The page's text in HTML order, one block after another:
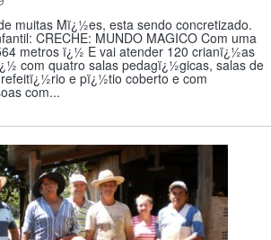
muitas Mï¿½es, esta sendo concretizado.
CRECHE: MUNDO MAGICO Com uma
metros ï¿½ E vai atender 120 crianï¿½as
com quatro salas pedagï¿½gicas, salas de
e pï¿½tio coberto e com
com...